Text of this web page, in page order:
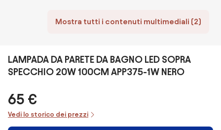
Mostra tutti i contenuti multimediali (2)
LAMPADA DA PARETE DA BAGNO LED SOPRA
SPECCHIO 20W 100CM APP375-1W NERO
65 €
Vedi lo storico dei prezzi